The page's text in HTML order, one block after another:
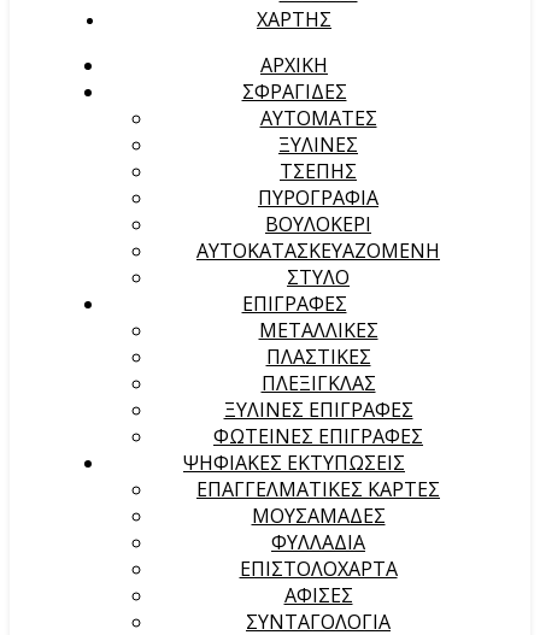
ΧΑΡΤΗΣ
ΑΡΧΙΚΉ
ΣΦΡΑΓΙΔΕΣ
ΑΥΤΟΜΑΤΕΣ
ΞΥΛΙΝΕΣ
ΤΣΕΠΗΣ
ΠΥΡΟΓΡΑΦΙΑ
ΒΟΥΛΟΚΕΡΙ
ΑΥΤΟΚΑΤΑΣΚΕΥΑΖΟΜΕΝΗ
ΣΤΥΛΟ
ΕΠΙΓΡΑΦΕΣ
ΜΕΤΑΛΛΙΚΕΣ
ΠΛΑΣΤΙΚΕΣ
ΠΛΕΞΙΓΚΛΑΣ
ΞΥΛΙΝΕΣ ΕΠΙΓΡΑΦΕΣ
ΦΩΤΕΙΝΕΣ ΕΠΙΓΡΑΦΕΣ
ΨΗΦΙΑΚΕΣ ΕΚΤΥΠΩΣΕΙΣ
ΕΠΑΓΓΕΛΜΑΤΙΚΕΣ ΚΑΡΤΕΣ
ΜΟΥΣΑΜΑΔΕΣ
ΦΥΛΛΑΔΙΑ
ΕΠΙΣΤΟΛΟΧΑΡΤΑ
ΑΦΙΣΕΣ
ΣΥΝΤΑΓΟΛΟΓΙΑ